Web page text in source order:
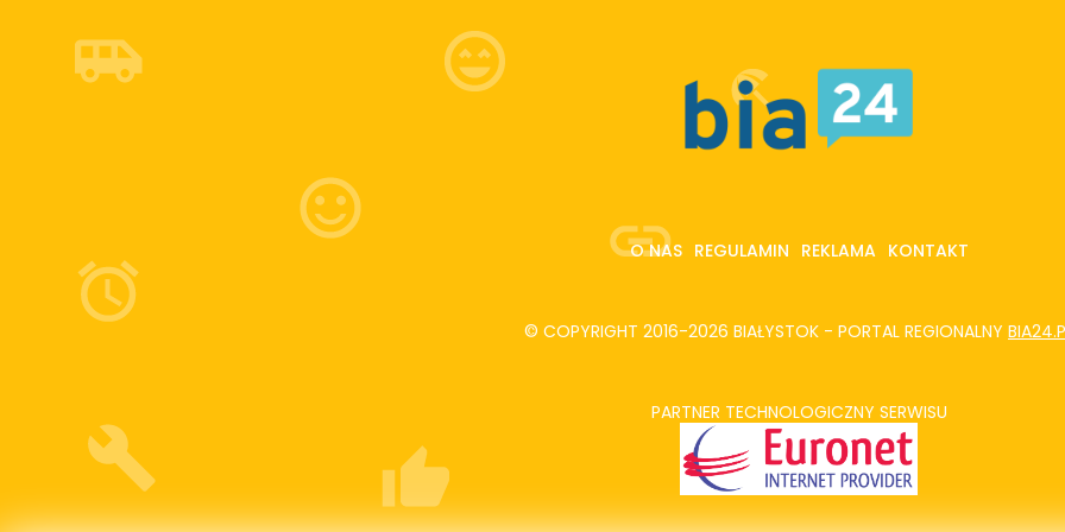
O NAS REGULAMIN REKLAMA KONTAKT
© COPYRIGHT 2016-2026 BIAŁYSTOK - PORTAL REGIONALNY
PARTNER TECHNOLOGICZNY SERWISU